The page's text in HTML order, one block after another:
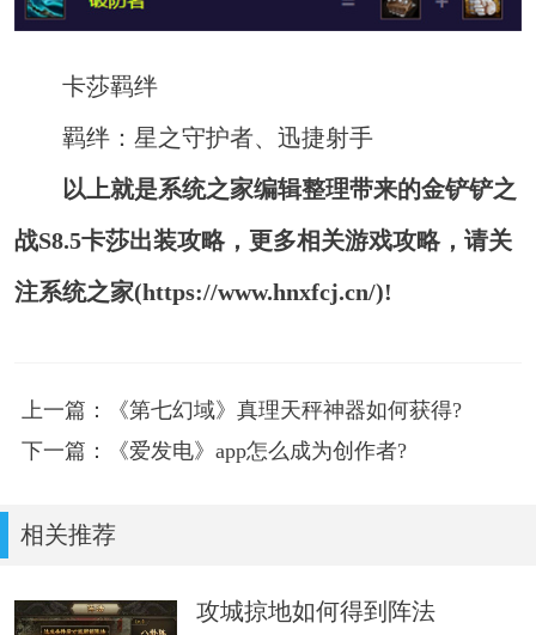
卡莎羁绊
羁绊：星之守护者、迅捷射手
以上就是系统之家编辑整理带来的金铲铲之
战S8.5卡莎出装攻略，更多相关游戏攻略，请关
注系统之家(https://www.hnxfcj.cn/)!
上一篇：《第七幻域》真理天秤神器如何获得?
下一篇：《爱发电》app怎么成为创作者?
相关推荐
攻城掠地如何得到阵法